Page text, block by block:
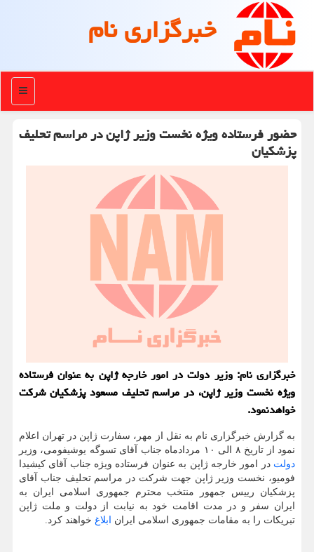
خبرگزاری نام
منو
حضور فرستاده ویژه نخست وزیر ژاپن در مراسم تحلیف
پزشکیان
خبرگزاری نام: وزیر دولت در امور خارجه ژاپن به عنوان فرستاده
ویژه نخست وزیر ژاپن، در مراسم تحلیف مسعود پزشکیان شرکت
خواهدنمود.
به گزارش خبرگزاری نام به نقل از مهر، سفارت ژاپن در تهران اعلام
نمود از تاریخ ۸ الی ۱۰ مردادماه جناب آقای تسوگه یوشیفومی، وزیر
دولت در امور خارجه ژاپن به عنوان فرستاده ویژه جناب آقای کیشیدا
فومیو، نخست وزیر ژاپن جهت شرکت در مراسم تحلیف جناب آقای
پزشکیان رییس جمهور منتخب محترم جمهوری اسلامی ایران به
ایران سفر و در مدت اقامت خود به نیابت از دولت و ملت ژاپن
تبریکات را به مقامات جمهوری اسلامی ایران ابلاغ خواهند کرد.